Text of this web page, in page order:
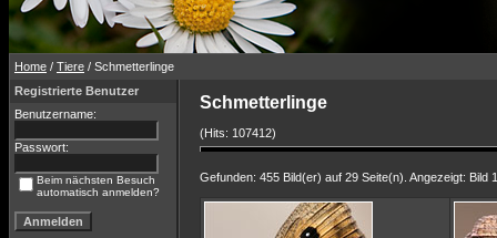
Home / Tiere / Schmetterlinge
Registrierte Benutzer
Benutzername:
Passwort:
Beim nächsten Besuch
automatisch anmelden?
Schmetterlinge
(Hits: 107412)
Gefunden: 455 Bild(er) auf 29 Seite(n). Angezeigt: Bild